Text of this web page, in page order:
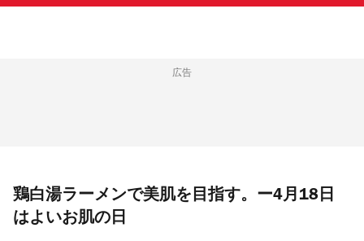
広告
鶏白湯ラーメンで美肌を目指す。ー4月18日
はよいお肌の日